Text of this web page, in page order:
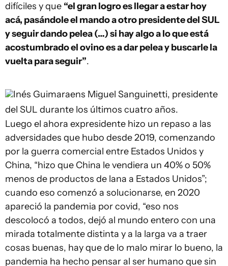
difíciles y que “el gran logro es llegar a estar hoy
acá, pasándole el mando a otro presidente del SUL
y seguir dando pelea (…) si hay algo a lo que está
acostumbrado el ovino es a dar pelea y buscarle la
vuelta para seguir”.
Inés Guimaraens Miguel Sanguinetti, presidente
del SUL durante los últimos cuatro años.
Luego el ahora expresidente hizo un repaso a las
adversidades que hubo desde 2019, comenzando
por la guerra comercial entre Estados Unidos y
China, “hizo que China le vendiera un 40% o 50%
menos de productos de lana a Estados Unidos”;
cuando eso comenzó a solucionarse, en 2020
apareció la pandemia por covid, “eso nos
descolocó a todos, dejó al mundo entero con una
mirada totalmente distinta y a la larga va a traer
cosas buenas, hay que de lo malo mirar lo bueno, la
pandemia ha hecho pensar al ser humano que sin